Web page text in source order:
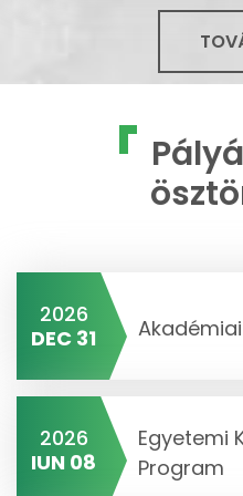
2026
DEC 31
2026
IUN 08
Egyetemi
Program